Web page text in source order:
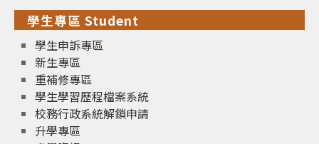
學生專區 Student
學生申訴專區
新生專區
重補修專區
學生學習歷程檔案系統
校務行政系統解鎖申請
升學專區